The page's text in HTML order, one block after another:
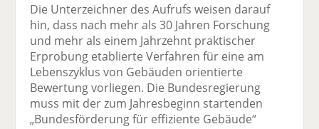
Die Unterzeichner des Aufrufs weisen darauf
hin, dass nach mehr als 30 Jahren Forschung
und mehr als einem Jahrzehnt praktischer
Erprobung etablierte Verfahren für eine am
Lebenszyklus von Gebäuden orientierte
Bewertung vorliegen. Die Bundesregierung
muss mit der zum Jahresbeginn startenden
„Bundesförderung für effiziente Gebäude“